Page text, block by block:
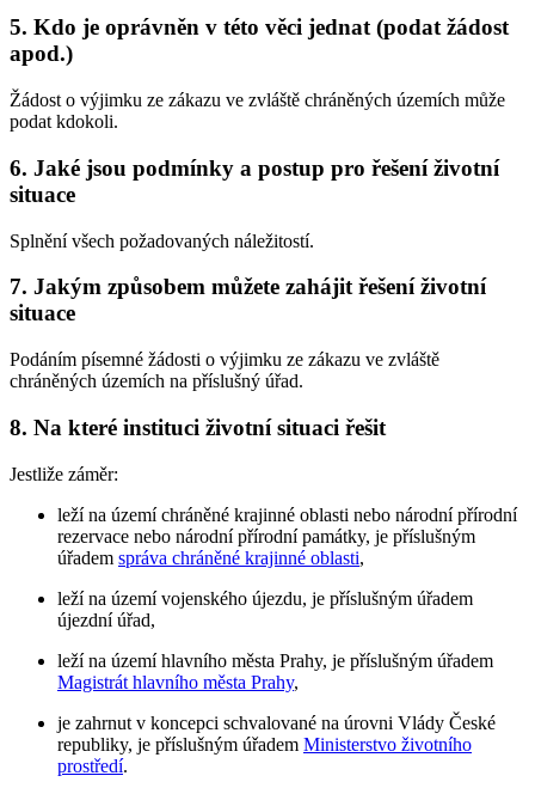
5. Kdo je oprávněn v této věci jednat (podat žádost
apod.)
Žádost o výjimku ze zákazu ve zvláště chráněných územích může
podat kdokoli.
6. Jaké jsou podmínky a postup pro řešení životní
situace
Splnění všech požadovaných náležitostí.
7. Jakým způsobem můžete zahájit řešení životní
situace
Podáním písemné žádosti o výjimku ze zákazu ve zvláště
chráněných územích na příslušný úřad.
8. Na které instituci životní situaci řešit
Jestliže záměr:
leží na území chráněné krajinné oblasti nebo národní přírodní
rezervace nebo národní přírodní památky, je příslušným
úřadem správa chráněné krajinné oblasti,
leží na území vojenského újezdu, je příslušným úřadem
újezdní úřad,
leží na území hlavního města Prahy, je příslušným úřadem
Magistrát hlavního města Prahy,
je zahrnut v koncepci schvalované na úrovni Vlády České
republiky, je příslušným úřadem Ministerstvo životního
prostředí.